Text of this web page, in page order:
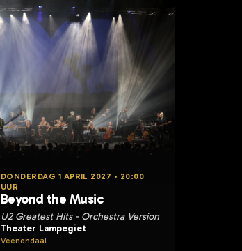
DONDERDAG 1 APRIL 2027 • 20:00
UUR
Beyond the Music
U2 Greatest Hits - Orchestra Version
Theater Lampegiet
Veenendaal